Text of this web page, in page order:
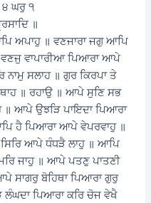
੪ ਘਰੁ ੧
॥
ਅਪਾਹੁ ॥ ਵਣਜਾਰਾ ਜਗੁ ਆਪਿ
ਵਾਪਾਰੀਆ ਪਿਆਰਾ ਆਪੇ
ਨਾਮੁ ਸਲਾਹ ॥ ਗੁਰ ਕਿਰਪਾ ਤੇ
॥ ਰਹਾਉ ॥ ਆਪੇ ਸੁਣਿ ਸਭ
॥ ਆਪੇ ਉਝੜਿ ਪਾਇਦਾ ਪਿਆਰਾ
ਹੈ ਪਿਆਰਾ ਆਪੇ ਵੇਪਰਵਾਹੁ ॥
ਆਪੇ ਧੰਧੜੈ ਲਾਹੁ ॥ ਆਪਿ
ਜਾਹੁ ॥ ਆਪੇ ਪਤਣੁ ਪਾਤਣੀ
ਸਾਗਰੁ ਬੋਹਿਥਾ ਪਿਆਰਾ ਗੁਰੁ
ਪਿਆਰਾ ਕਰਿ ਚੋਜ ਵੇਖੈ